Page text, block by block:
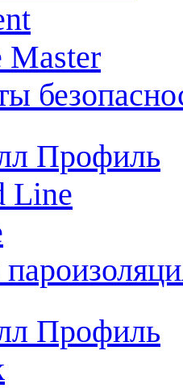
Master
Профиль
Line
Профиль